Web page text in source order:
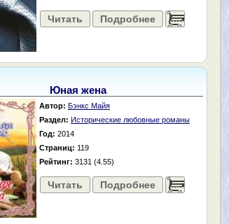
Читать Подробнее ......
Юная жена
Автор: Бэнкс Майя
Раздел: Исторические любовные романы
Год: 2014
Страниц: 119
Рейтинг: 3131 (4.55)
Читать Подробнее ......